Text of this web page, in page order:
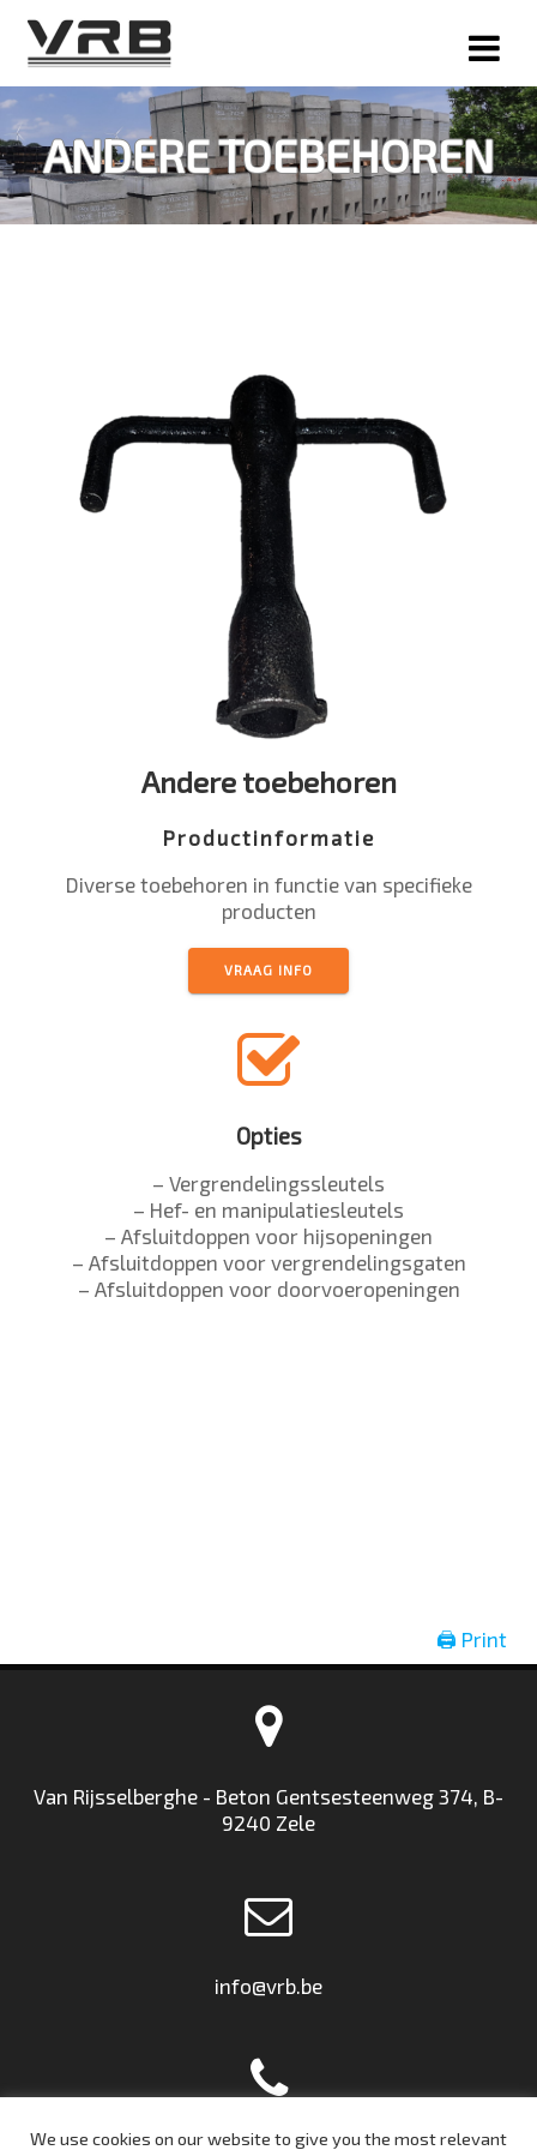
ANDERE TOEBEHOREN
Andere toebehoren
Productinformatie
Diverse toebehoren in functie van specifieke
producten
VRAAG INFO
Opties
– Vergrendelingssleutels
– Hef- en manipulatiesleutels
– Afsluitdoppen voor hijsopeningen
– Afsluitdoppen voor vergrendelingsgaten
– Afsluitdoppen voor doorvoeropeningen
🖨 Print
Van Rijsselberghe - Beton Gentsesteenweg 374, B-
9240 Zele
info@vrb.be
We use cookies on our website to give you the most relevant